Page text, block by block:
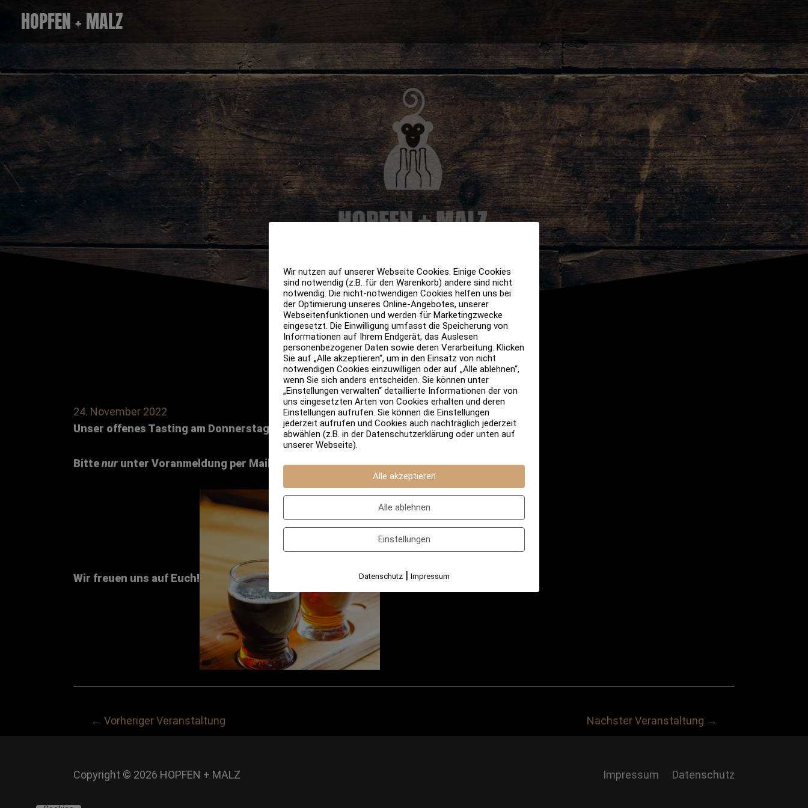
Inhalt
springen
HOPFEN + MALZ
24. November 2022
Unser offenes Tasting am Donnerstag.
Bittenur unter Voranmeldung per Mail oder telefonisch.
Wir freuen uns auf Euch!
← Vorheriger Veranstaltung Nächster Veranstaltung →
Copyright © 2026 HOPFEN + MALZ Impressum Datenschutz
Wir nutzen auf unserer Webseite Cookies. Einige Cookies
sind notwendig (z.B. für den Warenkorb) andere sind nicht
notwendig. Die nicht-notwendigen Cookies helfen uns bei
der Optimierung unseres Online-Angebotes, unserer
Webseitenfunktionen und werden für Marketingzwecke
eingesetzt. Die Einwilligung umfasst die Speicherung von
Informationen auf Ihrem Endgerät, das Auslesen
personenbezogener Daten sowie deren Verarbeitung. Klicken
Sie auf „Alle akzeptieren“, um in den Einsatz von nicht
notwendigen Cookies einzuwilligen oder auf „Alle ablehnen“,
wenn Sie sich anders entscheiden. Sie können unter
„Einstellungen verwalten“ detaillierte Informationen der von
uns eingesetzten Arten von Cookies erhalten und deren
Einstellungen aufrufen. Sie können die Einstellungen
jederzeit aufrufen und Cookies auch nachträglich jederzeit
abwählen (z.B. in der Datenschutzerklärung oder unten auf
unserer Webseite).
Alle akzeptieren
Alle ablehnen
Einstellungen
Datenschutz| Impressum